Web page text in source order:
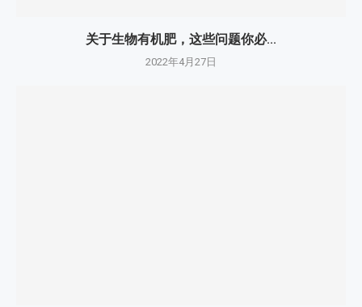
关于生物有机肥，这些问题你必...
2022年4月27日